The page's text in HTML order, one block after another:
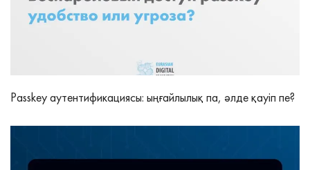
Passkey аутентификациясы: ыңғайлылық па, әлде қауіп пе?